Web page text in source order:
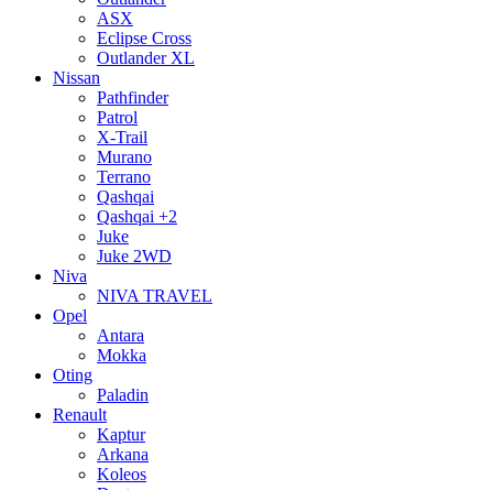
ASX
Eclipse Cross
Outlander XL
Nissan
Pathfinder
Patrol
X-Trail
Murano
Terrano
Qashqai
Qashqai +2
Juke
Juke 2WD
Niva
NIVA TRAVEL
Opel
Antara
Mokka
Oting
Paladin
Renault
Kaptur
Arkana
Koleos